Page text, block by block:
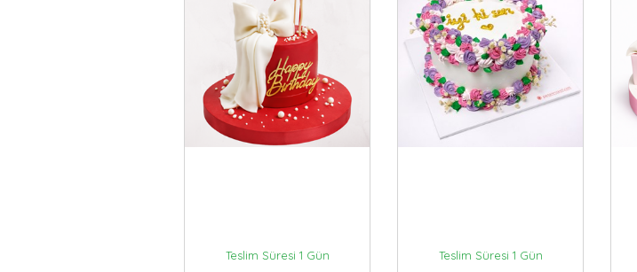
Teslim Süresi 1 Gün Teslim Süresi 1 Gün